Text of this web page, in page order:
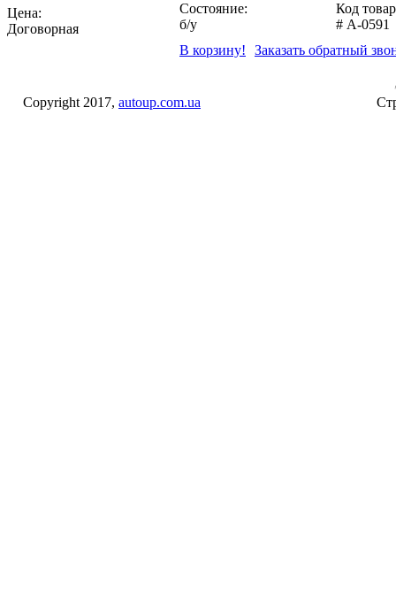
Цена:
Договорная
Состояние:
б/у
Код
# A-0591
В корзину!
Заказать обратный
Copyright 2017, autoup.com.ua